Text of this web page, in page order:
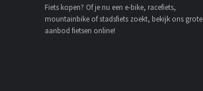
Fiets kopen? Of je nu een e-bike, racefiets,
mountainbike of stadsfiets zoekt, bekijk ons grote
aanbod fietsen online!